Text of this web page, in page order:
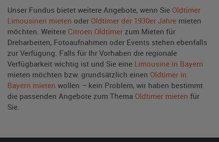
Unser Fundus bietet weitere Angebote, wenn Sie Oldtimer
Limousinen mieten oder Oldtimer der 1930er Jahre mieten
möchten. Weitere Citroen Oldtimer zum Mieten für
Dreharbeiten, Fotoaufnahmen oder Events stehen ebenfalls
zur Verfügung. Falls für Ihr Vorhaben die regionale
Verfügbarkeit wichtig ist und Sie eine Limousine in Bayern
mieten möchten bzw. grundsätzlich einen Oldtimer in
Bayern mieten wollen – kein Problem, wir haben bestimmt
die passenden Angebote zum Thema Oldtimer mieten für
Sie.